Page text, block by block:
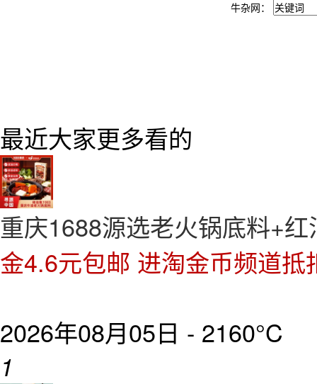
牛杂网：
最近大家更多看的
重庆1688源选老火锅底料+
金4.6元包邮 进淘金币频道抵
2026年08月05日 - 2160°C
1